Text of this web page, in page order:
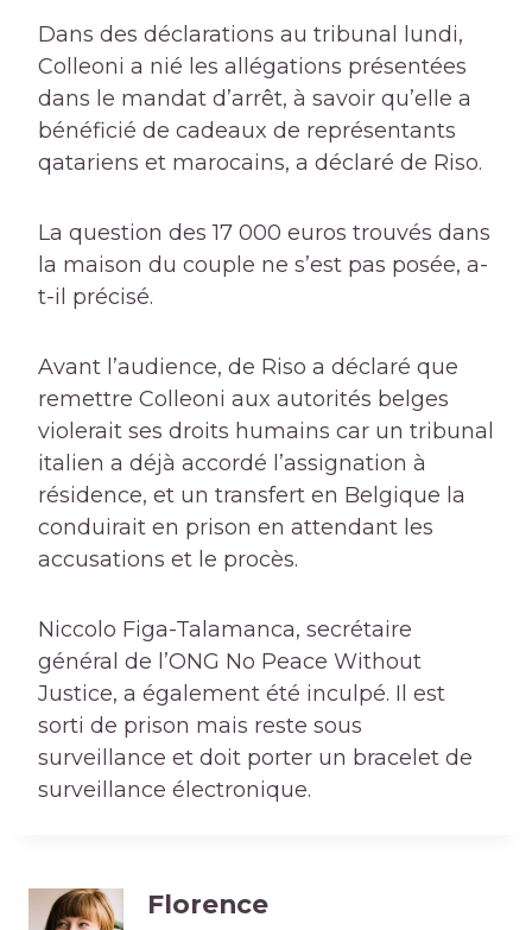
Dans des déclarations au tribunal lundi,
Colleoni a nié les allégations présentées
dans le mandat d’arrêt, à savoir qu’elle a
bénéficié de cadeaux de représentants
qatariens et marocains, a déclaré de Riso.
La question des 17 000 euros trouvés dans
la maison du couple ne s’est pas posée, a-
t-il précisé.
Avant l’audience, de Riso a déclaré que
remettre Colleoni aux autorités belges
violerait ses droits humains car un tribunal
italien a déjà accordé l’assignation à
résidence, et un transfert en Belgique la
conduirait en prison en attendant les
accusations et le procès.
Niccolo Figa-Talamanca, secrétaire
général de l’ONG No Peace Without
Justice, a également été inculpé. Il est
sorti de prison mais reste sous
surveillance et doit porter un bracelet de
surveillance électronique.
Florence